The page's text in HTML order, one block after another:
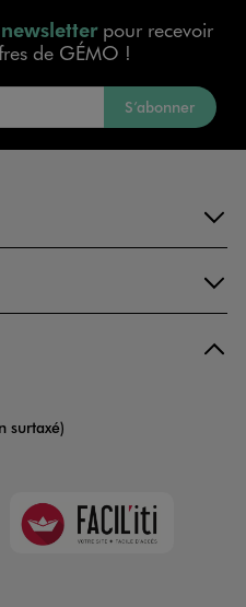
pour recevoir
de GÉMO !
S’abonner
surtaxé)
Faciliti